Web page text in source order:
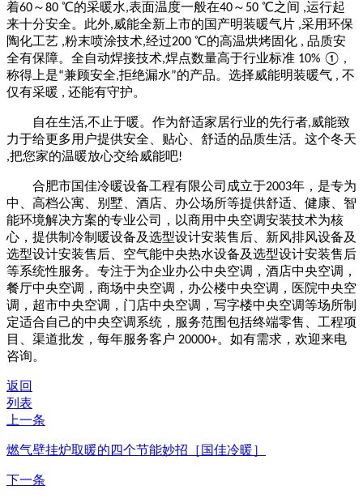
着60～80 ℃的采暖水,表面温度一般在40～ 50 ℃之间 ,运行起
来十分安全。此外,威能全新上市的国产明装暖气片 ,采用环保
陶化工艺 ,粉末喷涂技术,经过200 ℃的高温烘烤固化 , 品质安
全有保障。全自动焊接技术,焊点数量高于行业标准 10% ① ,
称得上是“兼顾安全,拒绝漏水”的产品。选择威能明装暖气 , 不
仅有采暖 , 还能有守护。
自在生活,不止于暖。作为舒适家居行业的先行者,威能致
力于给更多用户提供安全、贴心、舒适的品质生活。这个冬天
,把您家的温暖放心交给威能吧!
合肥市国佳冷暖设备工程有限公司成立于2003年，是专为
中、高档公寓、别墅、酒店、办公场所等提供舒适、健康、智
能环境解决方案的专业公司，以商用中央空调安装技术为核
心，提供制冷制暖设备及选型设计安装售后、新风排风设备及
选型设计安装售后、空气能中央热水设备及选型设计安装售后
等系统性服务。专注于为企业办公中央空调，酒店中央空调，
餐厅中央空调，商场中央空调，办公楼中央空调，医院中央空
调，超市中央空调，门店中央空调，写字楼中央空调等场所制
定适合自己的中央空调系统，服务范围包括终端零售、工程项
目、渠道批发，每年服务客户 20000+。如有需求，欢迎来电
咨询。
返回
列表
上一条
燃气壁挂炉取暖的四个节能妙招［国佳冷暖］
下一条